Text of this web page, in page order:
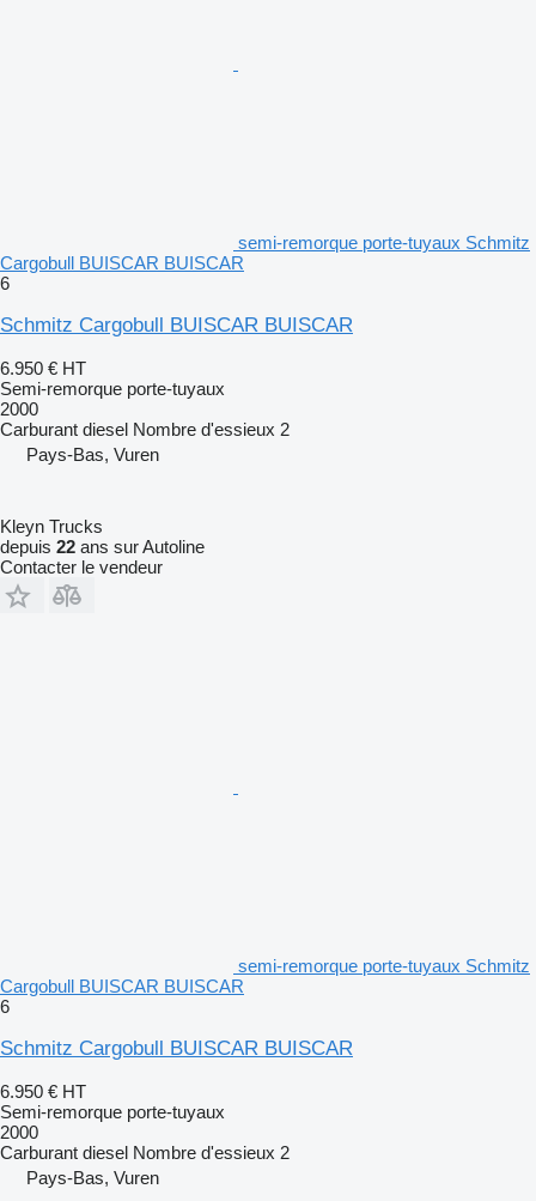
semi-remorque porte-tuyaux Schmitz
Cargobull BUISCAR BUISCAR
6
Schmitz Cargobull BUISCAR BUISCAR
6.950 € HT
Semi-remorque porte-tuyaux
2000
Carburant diesel Nombre d'essieux 2
Pays-Bas, Vuren
Kleyn Trucks
depuis 22 ans sur Autoline
Contacter le vendeur
semi-remorque porte-tuyaux Schmitz
Cargobull BUISCAR BUISCAR
6
Schmitz Cargobull BUISCAR BUISCAR
6.950 € HT
Semi-remorque porte-tuyaux
2000
Carburant diesel Nombre d'essieux 2
Pays-Bas, Vuren